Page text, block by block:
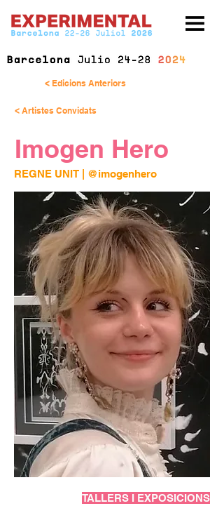
< Edicions Anteriors
< Artistes Convidats
Imogen Hero
REGNE UNIT | @imogenhero
TALLERS I EXPOSICIONS